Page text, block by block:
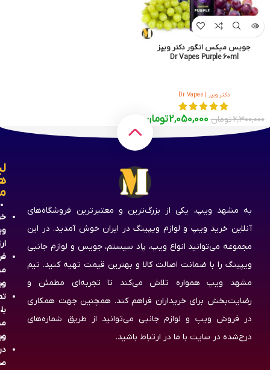
جویس میکس انگور دکتر ویپز
Dr Vapes Purple 60ml
دکتر ویپز | Dr Vapes
2,300,000تومان 2,050,000تومان
به مشهد ویپ، یکی از بزرگ‌ترین و معتبرترین فروشگاه‌های
آنلاین خرید ویپ و لوازم ویپینگ در ایران خوش آمدید. در این
مجموعه می‌توانید انواع ویپ، پاد سیستم، جویس و لوازم جانبی
ویپینگ را با ضمانت اصالت کالا و بهترین قیمت تهیه کنید. تیم
مشهد ویپ همواره تلاش می‌کند تا تجربه‌ای مطمئن و
رضایت‌بخش برای خریداران فراهم کند. همچنین جهت همکاری
در فروش ویپ و لوازم جانبی می‌توانید از طریق شماره‌های
درج‌شده در سایت با ما در ارتباط باشید.
با